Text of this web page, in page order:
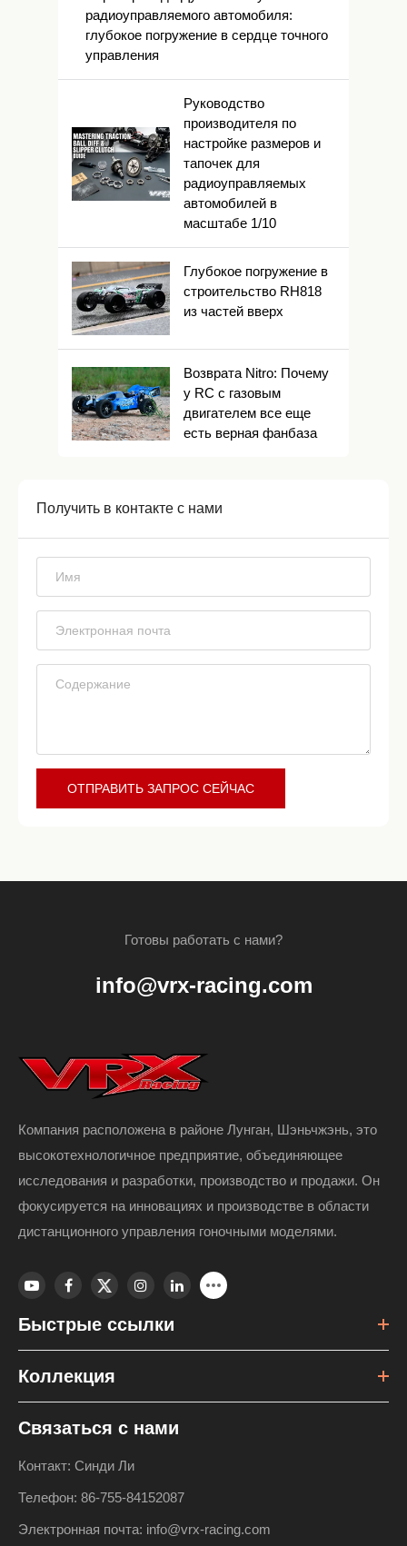
радиоуправляемого автомобиля:
глубокое погружение в сердце точного
управления
Руководство
производителя по
настройке размеров и
тапочек для
радиоуправляемых
автомобилей в
масштабе 1/10
Глубокое погружение в
строительство RH818
из частей вверх
Возврата Nitro: Почему
у RC с газовым
двигателем все еще
есть верная фанбаза
Получить в контакте с нами
ОТПРАВИТЬ ЗАПРОС СЕЙЧАС
Готовы работать с нами?
info@vrx-racing.com
Компания расположена в районе Лунган, Шэньчжэнь, это
высокотехнологичное предприятие, объединяющее
исследования и разработки, производство и продажи. Он
фокусируется на инновациях и производстве в области
дистанционного управления гоночными моделями.
Быстрые ссылки
Коллекция
Связаться с нами
Контакт: Синди Ли
Телефон: 86-755-84152087
Электронная почта: info@vrx-racing.com